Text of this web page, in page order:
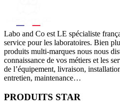
Labo and Co est LE spécialiste
service pour les laboratoires. Bien
produits multi-marques nous nous
connaissance de vos métiers et les
de l’équipement, livraison,
entretien, maintenance…
PRODUITS STAR